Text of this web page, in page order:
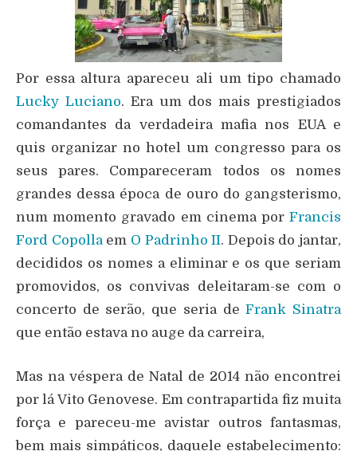
Por essa altura apareceu ali um tipo chamado
Lucky Luciano. Era um dos mais prestigiados
comandantes da verdadeira mafia nos EUA e
quis organizar no hotel um congresso para os
seus pares. Compareceram todos os nomes
grandes dessa época de ouro do gangsterismo,
num momento gravado em cinema por Francis
Ford Copolla em O Padrinho II. Depois do jantar,
decididos os nomes a eliminar e os que seriam
promovidos, os convivas deleitaram-se com o
concerto de serão, que seria deFrank Sinatra
que então estava no auge da carreira,
Mas na véspera de Natal de 2014 não encontrei
por lá Vito Genovese. Em contrapartida fiz muita
força e pareceu-me avistar outros fantasmas,
bem mais simpáticos, daquele estabelecimento: